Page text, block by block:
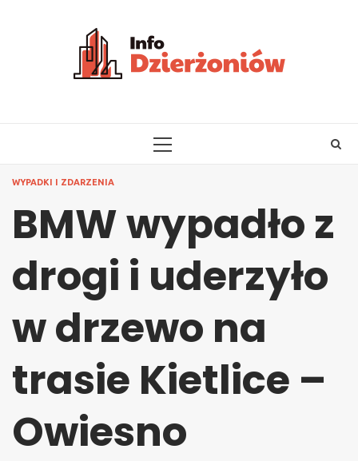
PRIMARY
WYPADKI I ZDARZENIA
BMW wypadło z
drogi i uderzyło
w drzewo na
trasie Kietlice –
Owiesno